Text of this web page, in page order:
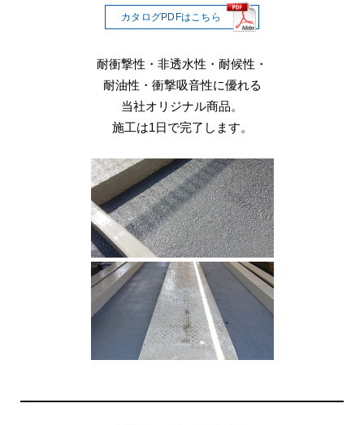
カタログPDFはこちら
あらゆる材質、仕上げ材に使え、
撥水・撥油・UVカット・防カビ・
汚れ防止・清掃容易性などの効果が
ある画期的なコーティング剤です。
カタログPDFはこちら
屋上の保護に最適な屋根用塗料です。
環境対応、熱線反射、遮熱効果など、
目的に応じた製品を
お選びいただけます。
カタログPDFはこちら
珪藻土の吸水性・水分発散性を
活かした製品で屋内外問わず、
優れた結露防止機能を発揮します。
カタログPDFはこちら
耐衝撃性・非透水性・耐候性・
耐油性・衝撃吸音性に優れる
当社オリジナル商品。
施工は1日で完了します。
カタログPDFはこちら
雨や紫外線などにより劣化した
コンクリート、タイル、木材、金属、
自然石などをリフレッシュし、
耐久性や防カビ効果をプラス。